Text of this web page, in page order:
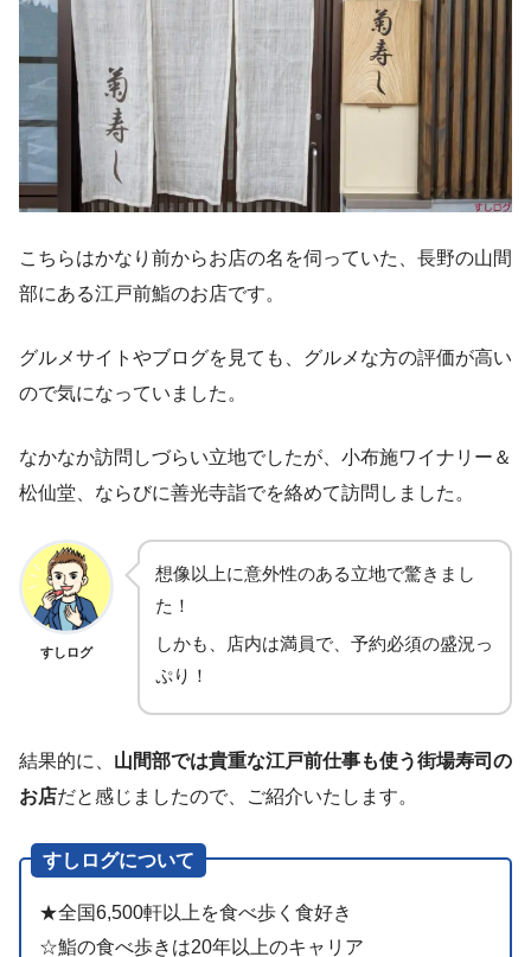
こちらはかなり前からお店の名を伺っていた、長野の山間
部にある江戸前鮨のお店です。
グルメサイトやブログを見ても、グルメな方の評価が高い
ので気になっていました。
なかなか訪問しづらい立地でしたが、小布施ワイナリー＆
松仙堂、ならびに善光寺詣でを絡めて訪問しました。
すしログ
想像以上に意外性のある立地で驚きまし
た！
しかも、店内は満員で、予約必須の盛況っ
ぷり！
結果的に、 山間部では貴重な江戸前仕事も使う街場寿司の
お店だと感じましたので、ご紹介いたします。
すしログについて
★全国6,500軒以上を食べ歩く食好き
☆鮨の食べ歩きは20年以上のキャリア